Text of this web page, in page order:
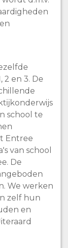
2 en 3. De
school te
Entree
van school
De
We werken
zelf hun
en